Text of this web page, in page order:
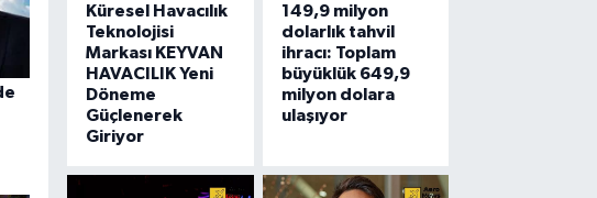
Küresel Havacılık
Teknolojisi
Markası KEYVAN
HAVACILIK Yeni
Döneme
Güçlenerek
Giriyor
149,9 milyon
dolarlık tahvil
ihracı: Toplam
büyüklük 649,9
milyon dolara
ulaşıyor